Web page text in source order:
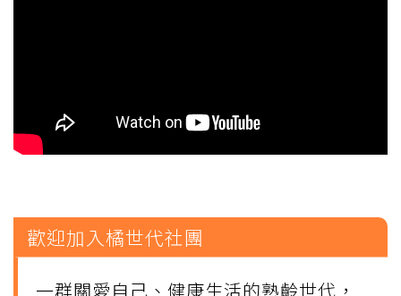
歡迎加入橘世代社團
一群關愛自己、健康生活的熟齡世代，